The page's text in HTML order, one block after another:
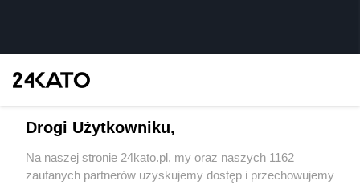
Wydawca mediów lokalnych
Drogi Użytkowniku,
Na naszej stronie 24kato.pl, my oraz naszych 1162
zaufanych partnerów uzyskujemy dostęp i przechowujemy